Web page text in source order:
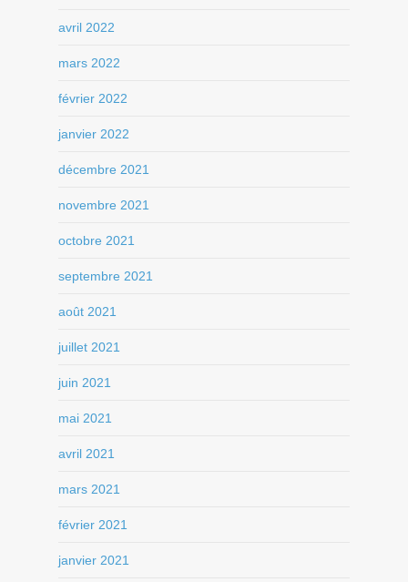
avril 2022
mars 2022
février 2022
janvier 2022
décembre 2021
novembre 2021
octobre 2021
septembre 2021
août 2021
juillet 2021
juin 2021
mai 2021
avril 2021
mars 2021
février 2021
janvier 2021